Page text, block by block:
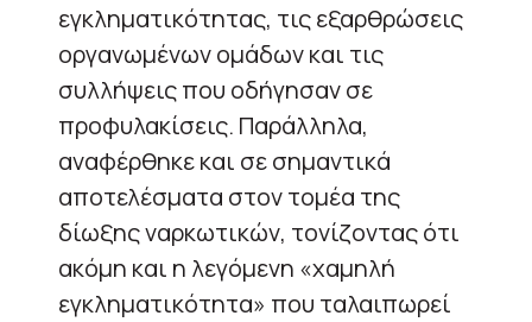
εγκληματικότητας, τις εξαρθρώσεις
οργανωμένων ομάδων και τις
συλλήψεις που οδήγησαν σε
προφυλακίσεις. Παράλληλα,
αναφέρθηκε και σε σημαντικά
αποτελέσματα στον τομέα της
δίωξης ναρκωτικών, τονίζοντας ότι
ακόμη και η λεγόμενη «χαμηλή
εγκληματικότητα» που ταλαιπωρεί